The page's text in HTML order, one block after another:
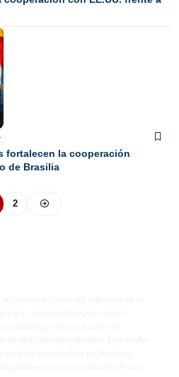
fortalecen la cooperación
de Brasilia
2